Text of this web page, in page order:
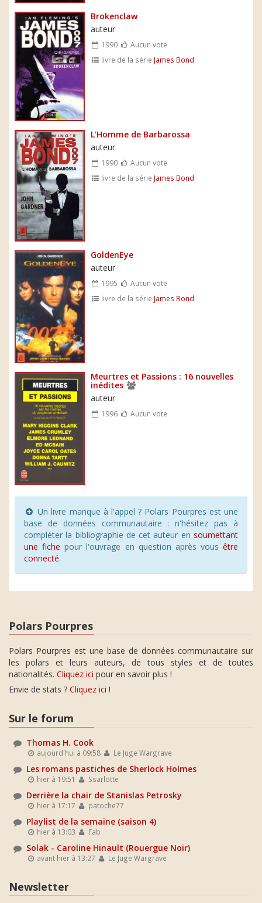
Brokenclaw
auteur
1990
Aucun vote
livre de la série James Bond
L'Homme de Barbarossa
auteur
1990
Aucun vote
livre de la série James Bond
GoldenEye
auteur
1995
Aucun vote
livre de la série James Bond
Meurtres et Passions : 16 nouvelles
inédites
auteur
1996 Aucun vote
Un livre manque à l'appel ? Polars Pourpres est une
base de données communautaire : n'hésitez pas à
compléter la bibliographie de cet auteur en soumettant
une fiche pour l'ouvrage en question après vous être
connecté.
Polars Pourpres
Polars Pourpres est une base de données communautaire sur
les polars et leurs auteurs, de tous styles et de toutes
nationalités. Cliquez ici pour en savoir plus !
Envie de stats ? Cliquez ici !
Sur le forum
Thomas H. Cook
aujourd'hui à 09:58 Le Juge Wargrave
Les romans pastiches de Sherlock Holmes
hier à 19:51 Ssarlotte
Derrière la chair de Stanislas Petrosky
hier à 17:17 patoche77
Playlist de la semaine (saison 4)
hier à 13:03 Fab
Solak - Caroline Hinault (Rouergue Noir)
avant hier à 13:27 Le Juge Wargrave
Newsletter